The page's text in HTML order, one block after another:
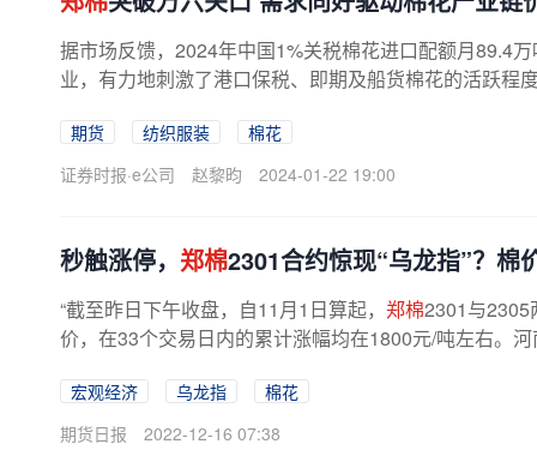
据市场反馈，2024年中国1%关税棉花进口配额月89.4
业，有力地刺激了港口保税、即期及船货棉花的活跃程
期货 纺织服装
棉花
证券时报·e公司
赵黎昀 2024-01-22 19:00
秒触涨停， 郑棉2301合约惊现“乌龙指”？棉
“截至昨日下午收盘，自11月1日算起， 郑棉2301与2305
价，在33个交易日内的累计涨幅均在1800元/吨左右。
宏观经济 乌龙指
棉花
期货日报
2022-12-16 07:38